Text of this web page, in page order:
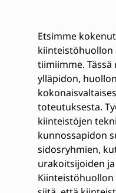
Etsimme
kiinteistöhuollon
tiimiimme.
ylläpidon,
toteutuksesta.
kiinteistöjen
kunnossapidon
sidosryhmien,
urakoitsijoiden